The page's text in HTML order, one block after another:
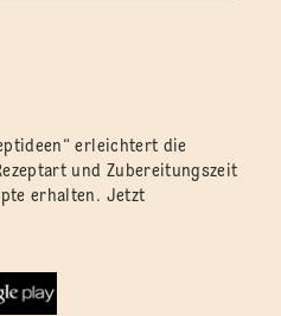
erleichtert die
und Zubereitungszeit
erhalten. Jetzt